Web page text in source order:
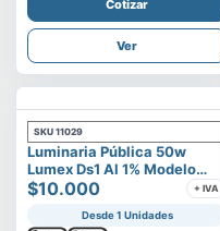
Cotizar
Ver
SKU 11029
Luminaria Pública 50w
Lumex Ds1 Al 1% Modelo
Vega
$10.000 + IVA
Desde 1 Unidades